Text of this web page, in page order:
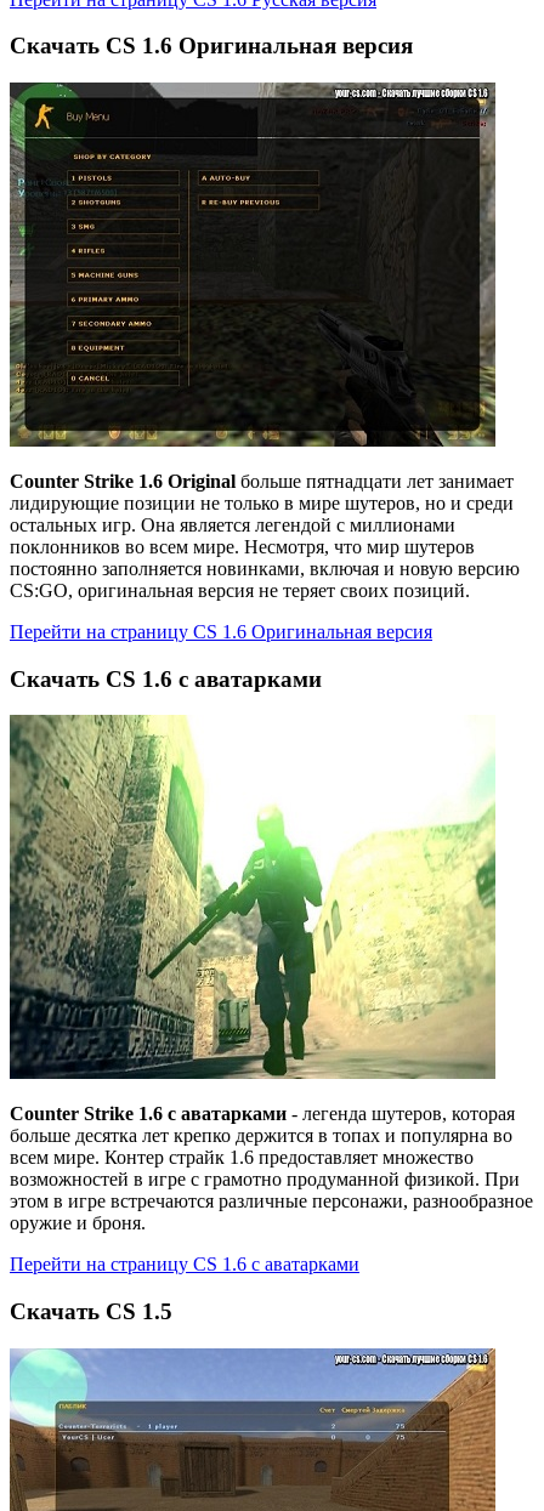
Скачать CS 1.6 Оригинальная версия
Counter Strike 1.6 Original больше пятнадцати лет занимает
лидирующие позиции не только в мире шутеров, но и среди
остальных игр. Она является легендой с миллионами
поклонников во всем мире. Несмотря, что мир шутеров
постоянно заполняется новинками, включая и новую версию
CS:GO, оригинальная версия не теряет своих позиций.
Перейти на страницу CS 1.6 Оригинальная версия
Cкачать CS 1.6 с аватарками
Counter Strike 1.6 с аватарками - легенда шутеров, которая
больше десятка лет крепко держится в топах и популярна во
всем мире. Контер страйк 1.6 предоставляет множество
возможностей в игре с грамотно продуманной физикой. При
этом в игре встречаются различные персонажи, разнообразное
оружие и броня.
Перейти на страницу CS 1.6 c аватарками
Cкачать CS 1.5